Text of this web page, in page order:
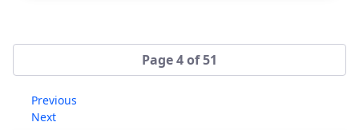
Page 4 of 51
Previous
Next